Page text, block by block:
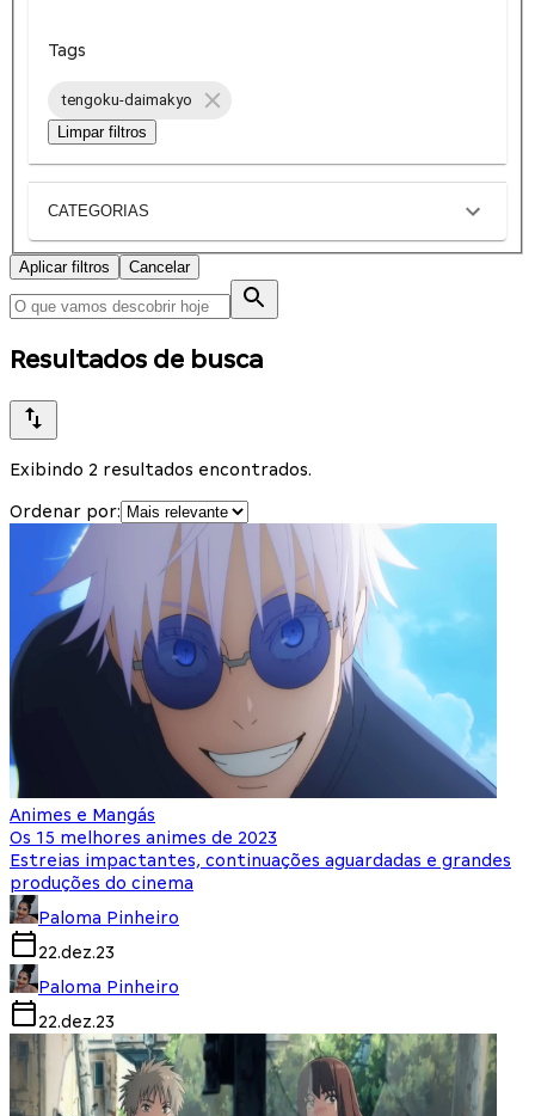
Tags
tengoku-daimakyo
Limpar filtros
CATEGORIAS
Aplicar filtros Cancelar
Resultados de busca
Exibindo 2 resultados encontrados.
Ordenar por:
Animes e Mangás
Os 15 melhores animes de 2023
Estreias impactantes, continuações aguardadas e grandes
produções do cinema
Paloma Pinheiro
22.dez.23
Paloma Pinheiro
22.dez.23